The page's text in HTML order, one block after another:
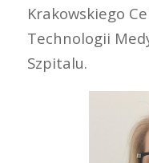
Krakowskiego
Technologii
Szpitalu.